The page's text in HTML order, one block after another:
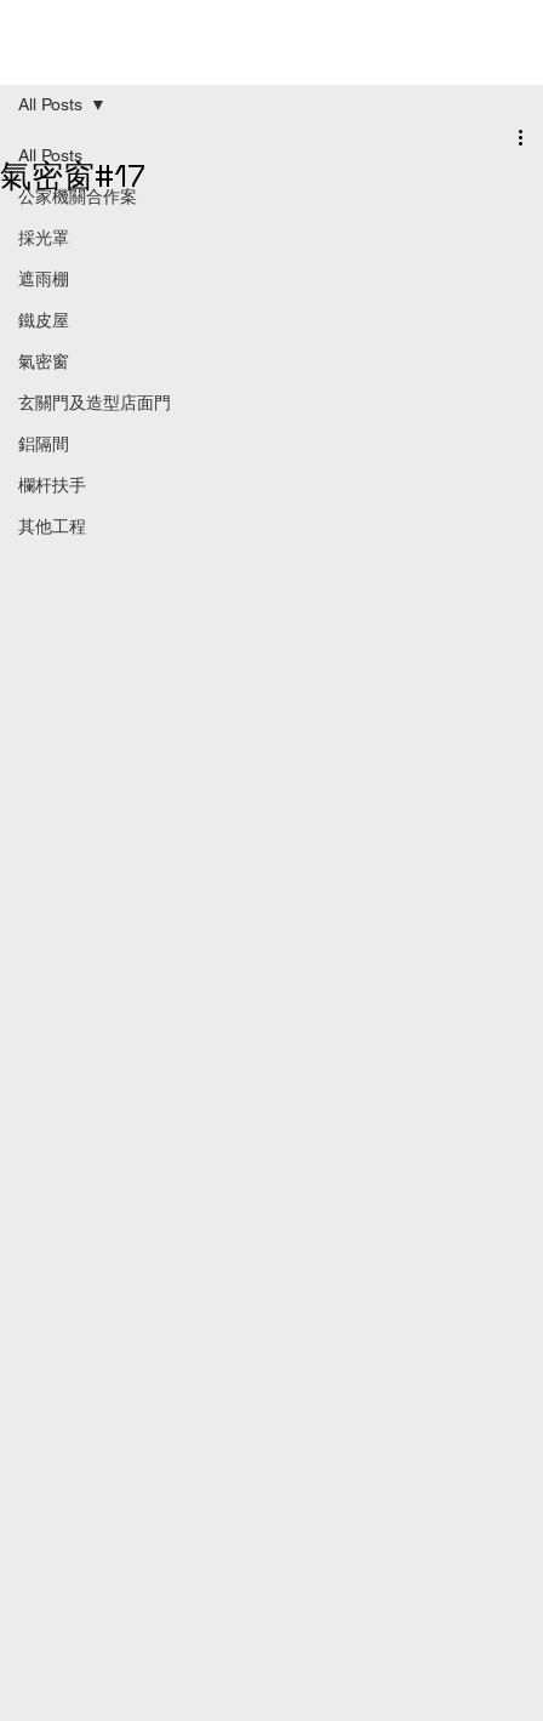
All Posts
公家機關合作案
採光罩
遮雨棚
鐵皮屋
氣密窗
玄關門及造型店面門
鋁隔間
欄杆扶手
其他工程
All Posts
氣密窗#17